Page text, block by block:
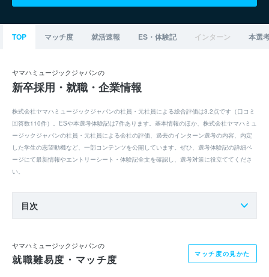
TOP マッチ度 就活速報 ES・体験記 インターン 本選
ヤマハミュージックジャパンの
新卒採用・就職・企業情報
株式会社ヤマハミュージックジャパンの社員・元社員による総合評価は3.2点です（口コミ
回答数110件）。ESや本選考体験記は7件あります。基本情報のほか、株式会社ヤマハミュ
ージックジャパンの社員・元社員による会社の評価、過去のインターン選考の内容、内定
した学生の志望動機など、一部コンテンツを公開しています。ぜひ、選考体験記の詳細ペ
ージにて最新情報やエントリーシート・体験記全文を確認し、選考対策に役立ててくださ
い。
目次
ヤマハミュージックジャパンの
就職難易度・マッチ度 マッチ度の見かた